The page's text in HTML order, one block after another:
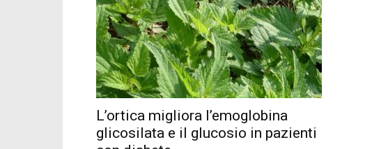
L’ortica migliora l’emoglobina
glicosilata e il glucosio in pazienti